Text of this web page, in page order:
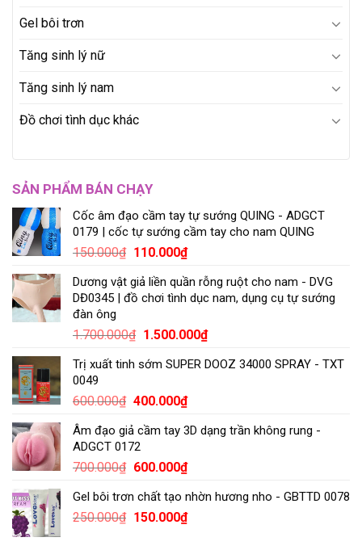
Gel bôi trơn
Tăng sinh lý nữ
Tăng sinh lý nam
Đồ chơi tình dục khác
SẢN PHẨM BÁN CHẠY
Cốc âm đạo cầm tay tự sướng QUING - ADGCT
0179 | cốc tự sướng cầm tay cho nam QUING
150.000₫ 110.000₫
Dương vật giả liền quần rỗng ruột cho nam - DVG
DĐ0345 | đồ chơi tình dục nam, dụng cụ tự sướng
đàn ông
1.700.000₫ 1.500.000₫
Trị xuất tinh sớm SUPER DOOZ 34000 SPRAY - TXT
0049
600.000₫ 400.000₫
Âm đạo giả cầm tay 3D dạng trần không rung -
ADGCT 0172
700.000₫ 600.000₫
Gel bôi trơn chất tạo nhờn hương nho - GBTTD 0078
250.000₫ 150.000₫